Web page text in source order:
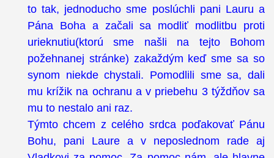
to tak, jednoducho sme poslúchli pani Lauru a
Pána Boha a začali sa modliť modlitbu proti
urieknutiu(ktorú sme našli na tejto Bohom
požehnanej stránke) zakaždým keď sme sa so
synom niekde chystali. Pomodlili sme sa, dali
mu krížik na ochranu a v priebehu 3 týždňov sa
mu to nestalo ani raz.
Týmto chcem z celého srdca poďakovať Pánu
Bohu, pani Laure a v neposlednom rade aj